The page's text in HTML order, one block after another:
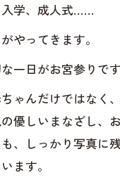
学、成人式……
やってきます。
一日がお宮参りです
ゃんだけではなく
優しいまなざし、
、しっかり写真に
ます。